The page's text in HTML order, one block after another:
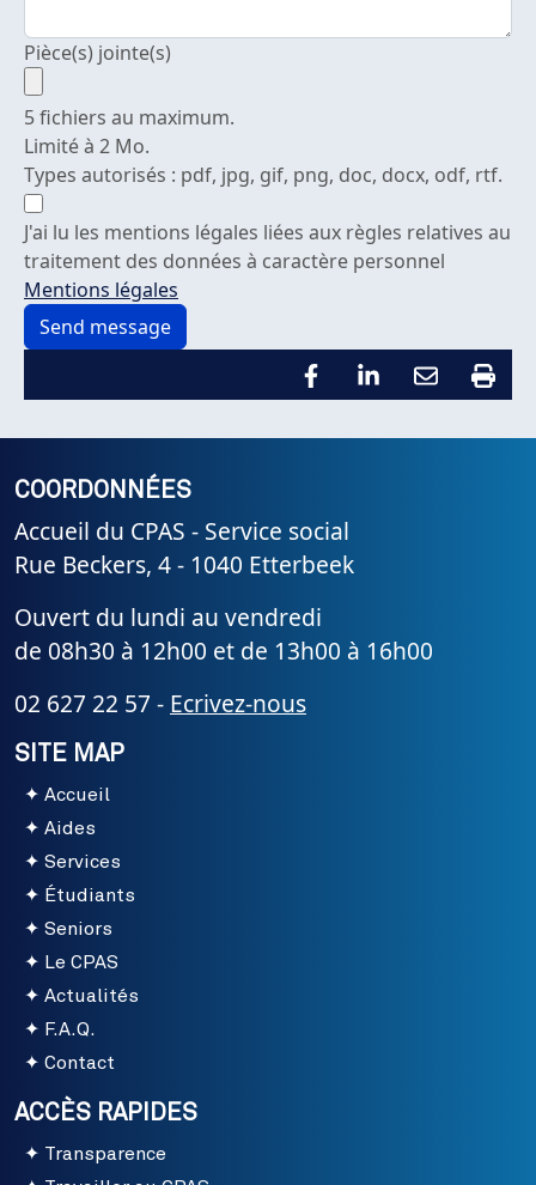
Pièce(s) jointe(s)
5 fichiers au maximum.
Limité à 2 Mo.
Types autorisés : pdf, jpg, gif, png, doc, docx, odf, rtf.
J'ai lu les mentions légales liées aux règles relatives au
traitement des données à caractère personnel
Mentions légales
COORDONNÉES
Accueil du CPAS - Service social
Rue Beckers, 4 - 1040 Etterbeek
Ouvert du lundi au vendredi
de 08h30 à 12h00 et de 13h00 à 16h00
02 627 22 57 - Ecrivez-nous
SITE MAP
Accueil
Aides
Services
Étudiants
Seniors
Le CPAS
Actualités
F.A.Q.
Contact
ACCÈS RAPIDES
Transparence